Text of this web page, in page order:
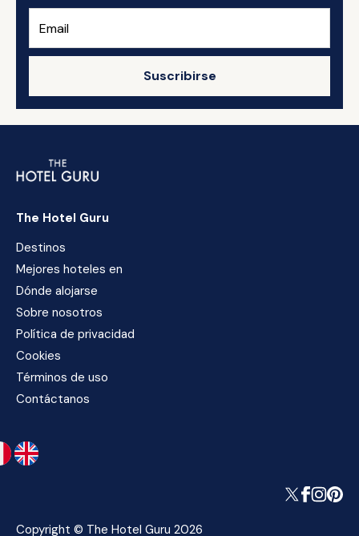
Suscribirse
The Hotel Guru
Destinos
Mejores hoteles en
Dónde alojarse
Sobre nosotros
Política de privacidad
Cookies
Términos de uso
Contáctanos
Copyright © The Hotel Guru 2026